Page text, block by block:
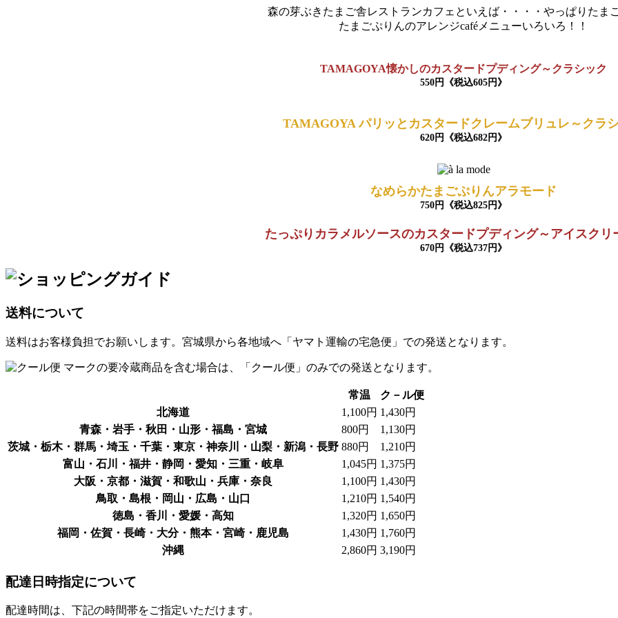
森の芽ぶきたまご舎レストランカフェといえば・・・・やっぱりたま
たまごぷりんのアレンジcaféメニューいろいろ！！
TAMAGOYA懐かしのカスタードプディング～クラシック
550円《税込605円》
TAMAGOYA パリッとカスタードクレームブリュレ～クラ
620円《税込682円》
なめらかたまごぷりんアラモード
750円《税込825円》
たっぷりカラメルソースのカスタードプディング～アイスクリ
670円《税込737円》
送料について
送料はお客様負担でお願いします。宮城県から各地域へ「ヤマト運輸の宅急便」での発送となります。
マークの要冷蔵商品を含む場合は、「クール便」のみでの発送となります。
常温
ク－ル便
北海道
1,100円 1,430円
青森・岩手・秋田・山形・福島・宮城
800円
1,130円
茨城・栃木・群馬・埼玉・千葉・東京・神奈川・山梨・新潟・長野 880円
1,210円
富山・石川・福井・静岡・愛知・三重・岐阜
1,045円 1,375円
大阪・京都・滋賀・和歌山・兵庫・奈良
1,100円 1,430円
鳥取・島根・岡山・広島・山口
1,210円 1,540円
徳島・香川・愛媛・高知
1,320円 1,650円
福岡・佐賀・長崎・大分・熊本・宮崎・鹿児島
1,430円 1,760円
沖縄
2,860円 3,190円
配達日時指定について
配達時間は、下記の時間帯をご指定いただけます。